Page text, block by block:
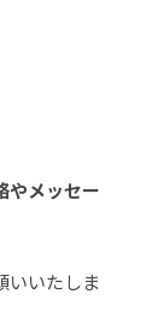
やメッセー
いいたしま